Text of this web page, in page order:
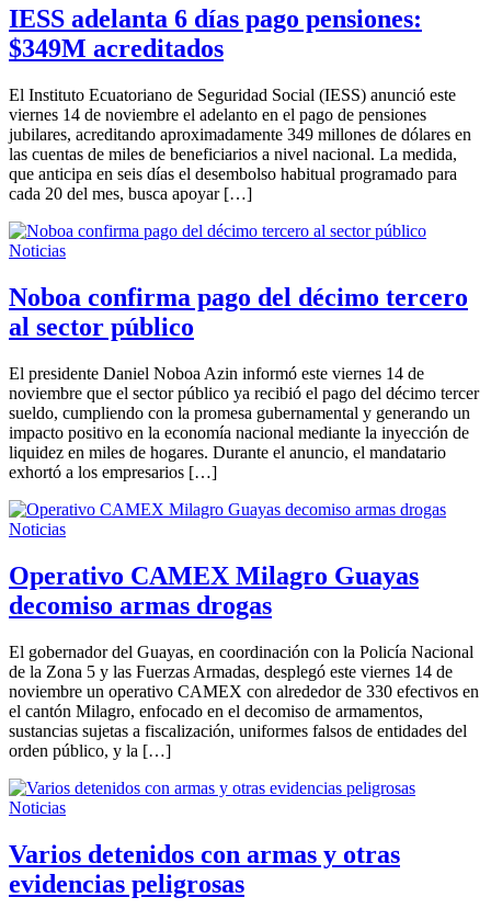
IESS adelanta 6 días pago pensiones:
$349M acreditados
El Instituto Ecuatoriano de Seguridad Social (IESS) anunció este
viernes 14 de noviembre el adelanto en el pago de pensiones
jubilares, acreditando aproximadamente 349 millones de dólares en
las cuentas de miles de beneficiarios a nivel nacional. La medida,
que anticipa en seis días el desembolso habitual programado para
cada 20 del mes, busca apoyar […]
Noticias
Noboa confirma pago del décimo tercero
al sector público
El presidente Daniel Noboa Azin informó este viernes 14 de
noviembre que el sector público ya recibió el pago del décimo tercer
sueldo, cumpliendo con la promesa gubernamental y generando un
impacto positivo en la economía nacional mediante la inyección de
liquidez en miles de hogares. Durante el anuncio, el mandatario
exhortó a los empresarios […]
Noticias
Operativo CAMEX Milagro Guayas
decomiso armas drogas
El gobernador del Guayas, en coordinación con la Policía Nacional
de la Zona 5 y las Fuerzas Armadas, desplegó este viernes 14 de
noviembre un operativo CAMEX con alrededor de 330 efectivos en
el cantón Milagro, enfocado en el decomiso de armamentos,
sustancias sujetas a fiscalización, uniformes falsos de entidades del
orden público, y la […]
Noticias
Varios detenidos con armas y otras
evidencias peligrosas